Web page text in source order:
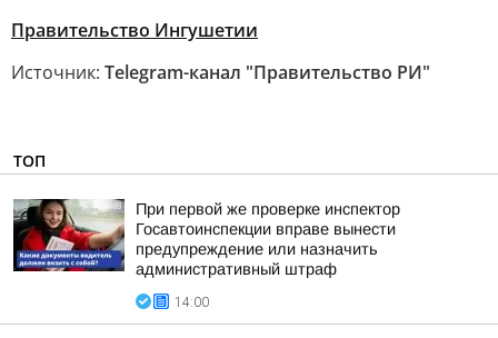
Правительство Ингушетии
Источник: Telegram-канал "Правительство РИ"
ТОП
При первой же проверке инспектор
Госавтоинспекции вправе вынести
предупреждение или назначить
административный штраф
14:00